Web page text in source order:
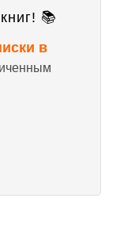
📚
в